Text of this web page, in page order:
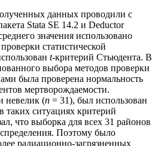
данных проводили с
Stata SE 14.2 и Deductor
значения использовано
статистической
t-критерий Стьюдента. В
выбора методов проверки
была проверена нормальность
мертворождаемости.
невелик (n = 31), был использован
ситуациях критерий
что выборка для всех 31 районов
Поэтому было
радиационно-загрязненных